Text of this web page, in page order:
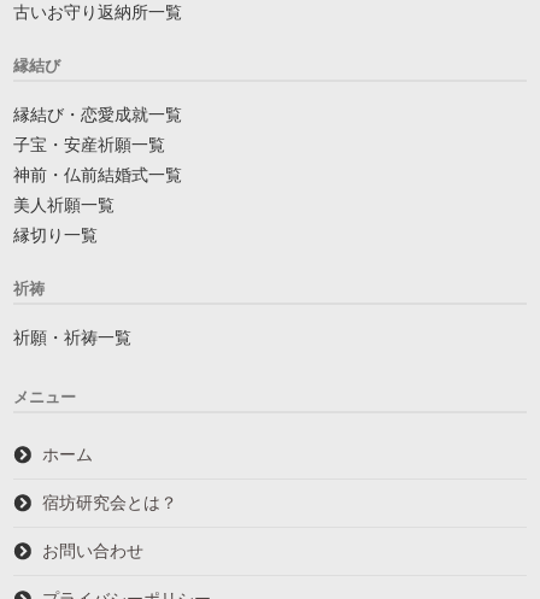
古いお守り返納所一覧
縁結び
縁結び・恋愛成就一覧
子宝・安産祈願一覧
神前・仏前結婚式一覧
美人祈願一覧
縁切り一覧
祈祷
祈願・祈祷一覧
メニュー
ホーム
宿坊研究会とは？
お問い合わせ